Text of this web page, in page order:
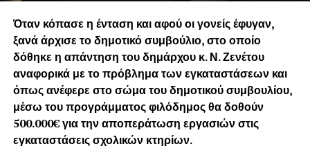
Όταν κόπασε η ένταση και αφού οι γονείς έφυγαν,
ξανά άρχισε το δημοτικό συμβούλιο, στο οποίο
δόθηκε η απάντηση του δημάρχου κ. Ν. Ζενέτου
αναφορικά με το πρόβλημα των εγκαταστάσεων και
όπως ανέφερε στο σώμα του δημοτικού συμβουλίου,
μέσω του προγράμματος φιλόδημος θα δοθούν
500.000€ για την αποπεράτωση εργασιών στις
εγκαταστάσεις σχολικών κτηρίων.